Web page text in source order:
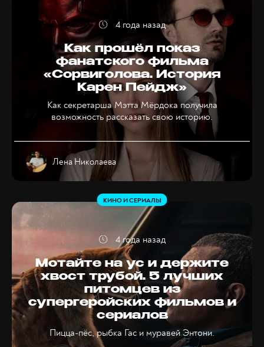
Как прошёл показ
фанатского фильма
«Сорвиголова. История
Карен Пейдж»
Как секретарша Мэтта Мёрдока получила
возможность рассказать свою историю.
Лена Николаева
4 года назад
Мотайте на ус и держите
хвост трубой. 5 лучших
питомцев из
супергеройских фильмов и
сериалов
Пицца-пёс, рыбка Гас и муравей Энтони.
КИНО И СЕРИАЛЫ
4 года назад